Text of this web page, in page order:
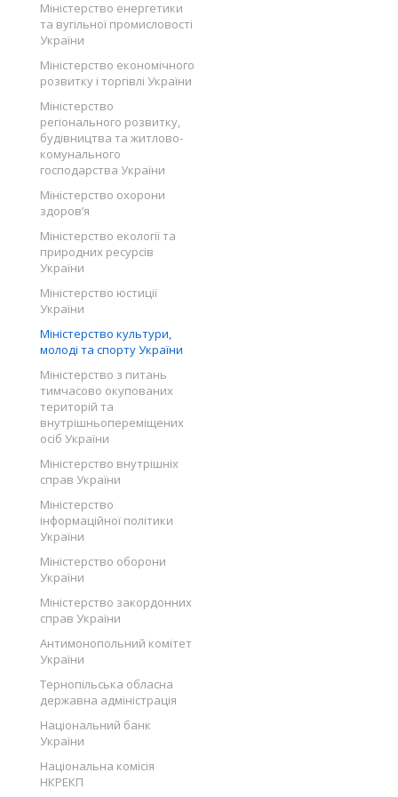
Міністерство енергетики
та вугільної промисловості
України
Міністерство економічного
розвитку і торгівлі України
Міністерство
регіонального розвитку,
будівництва та житлово-
комунального
господарства України
Міністерство охорони
здоров’я
Міністерство екології та
природних ресурсів
України
Міністерство юстиції
України
Міністерство культури,
молоді та спорту України
Міністерство з питань
тимчасово окупованих
територій та
внутрішньопереміщених
осіб України
Міністерство внутрішніх
справ України
Міністерство
інформаційної політики
України
Міністерство оборони
України
Міністерство закордонних
справ України
Антимонопольний комітет
України
Тернопільська обласна
державна адміністрація
Національний банк
України
Національна комісія
НКРЕКП